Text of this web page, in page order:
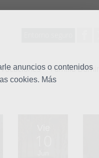
anuncios o contenidos
cookies. Más
Vocaciones Familia